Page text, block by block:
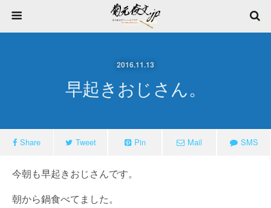
2016.11.13
早起きおじさん。
Share Tweet Pin Mail SMS
今朝も早起きおじさんです。
朝から鍋食べてました。